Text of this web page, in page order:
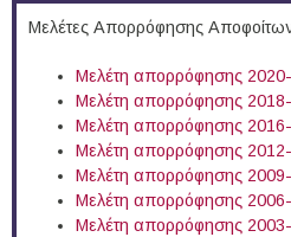
Μελέτες Απορρόφησης
Μελέτη απορρόφησης
Μελέτη απορρόφησης
Μελέτη απορρόφησης
Μελέτη απορρόφησης
Μελέτη απορρόφησης
Μελέτη απορρόφησης
Μελέτη απορρόφησης